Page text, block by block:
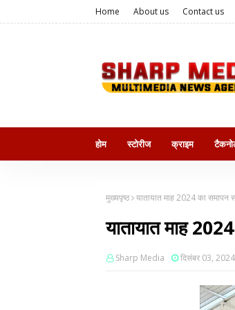
Home About us Contact us
होम स्टोरीज क्राइम
मुख्यपृष्ठ यातायात माह 2024 का समापन
यातायात माह
Sharp Media दिसंबर 03, 2024